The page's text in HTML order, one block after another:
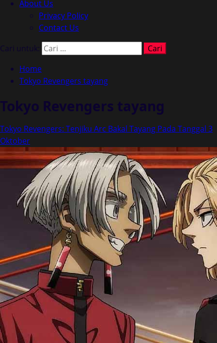
About Us
Privacy Policy
Contact Us
Cari untuk:
Home
Tokyo Revengers tayang
Tokyo Revengers tayang
Tokyo Revengers: Tenjiku Arc Bakal Tayang Pada Tanggal 3
Oktober